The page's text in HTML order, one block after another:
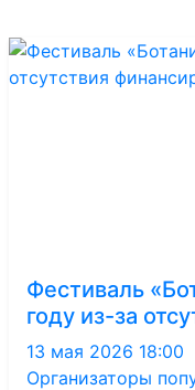
Фестиваль
году из-за
13 мая 2026 18:00
Организаторы